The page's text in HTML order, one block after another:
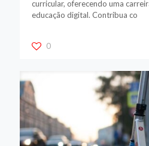
curricular, oferecendo uma
educação digital. Contribua co
0